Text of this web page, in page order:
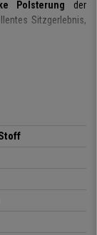
Polsterung der
Sitzgerlebnis,
dieses
einer maximalen
ist er
Nutzung vor